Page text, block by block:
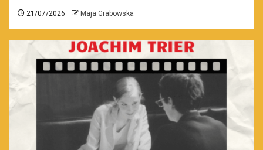
21/07/2026 Maja Grabowska